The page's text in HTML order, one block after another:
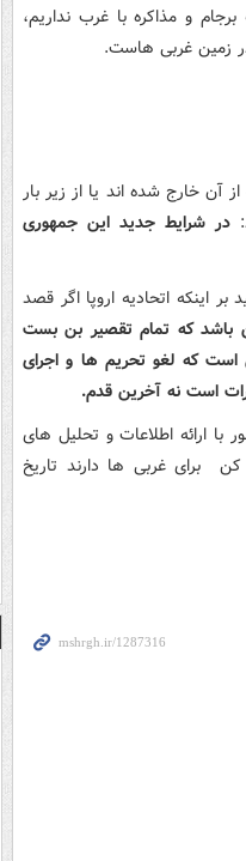
و مذاکره با غرب نداریم،
زمین غربی هاست.
آن خارج شده اند یا از زیر بار
در شرایط جدید این جمهوری
اتحادیه اروپا اگر قصد
باشد که تمام تقصیر بن بست
است که لغو تحریم ها و اجرای
است نه آخرین قدم.
با ارائه اطلاعات و تحلیل های
برای غربی ها دارند تاریخ